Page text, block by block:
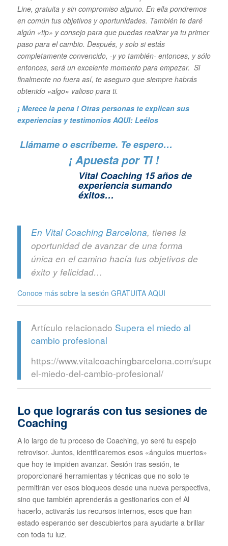
Line, gratuita y sin compromiso alguno. En ella pondremos
en común tus objetivos y oportunidades. También te daré
algún «tip» y consejo para que puedas realizar ya tu primer
paso para el cambio. Después, y solo si estás
completamente convencido, -y yo también- entonces, y sólo
entonces, será un excelente momento para empezar. Si
finalmente no fuera así, te aseguro que siempre habrás
obtenido «algo» valioso para ti.
¡ Merece la pena ! Otras personas te explican sus
experiencias y testimonios AQUI: Leélos
Llámame o escríbeme. Te espero…
¡ Apuesta por TI !
Vital Coaching 15 años de
experiencia sumando
éxitos…
En Vital Coaching Barcelona, tienes la
oportunidad de avanzar de una forma
única en el camino hacía tus objetivos de
éxito y felicidad…
Conoce más sobre la sesión GRATUITA AQUI
Artículo relacionado Supera el miedo al
cambio profesional
https://www.vitalcoachingbarcelona.com/superar-
el-miedo-del-cambio-profesional/
Lo que lograrás con tus sesiones de
Coaching
A lo largo de tu proceso de Coaching, yo seré tu espejo
retrovisor. Juntos, identificaremos esos «ángulos muertos»
que hoy te impiden avanzar. Sesión tras sesión, te
proporcionaré herramientas y técnicas que no solo te
permitirán ver esos bloqueos desde una nueva perspectiva,
sino que también aprenderás a gestionarlos con ef Al
hacerlo, activarás tus recursos internos, esos que han
estado esperando ser descubiertos para ayudarte a brillar
con toda tu luz.